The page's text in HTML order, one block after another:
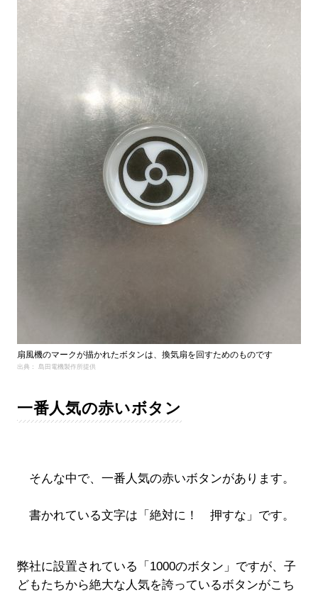
扇風機のマークが描かれたボタンは、換気扇を回すためのものです
出典： 島田電機製作所提供
一番人気の赤いボタン
そんな中で、一番人気の赤いボタンがあります。
書かれている文字は「絶対に！ 押すな」です。
弊社に設置されている「1000のボタン」ですが、子
どもたちから絶大な人気を誇っているボタンがこち